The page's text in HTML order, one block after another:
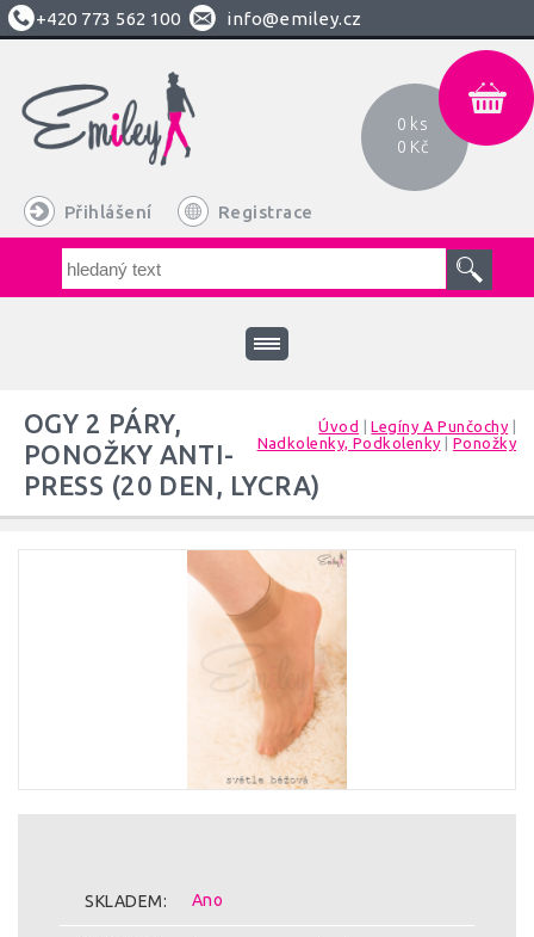
+420 773 562 100 info@emiley.cz
Přihlášení Registrace
0 ks
0 Kč
Úvod |Legíny A Punčochy
Nadkolenky, Podkolenky
Ponožky
OGY 2 PÁRY,
PONOŽKY ANTI-
PRESS (20 DEN, LYCRA)
SKLADEM: Ano